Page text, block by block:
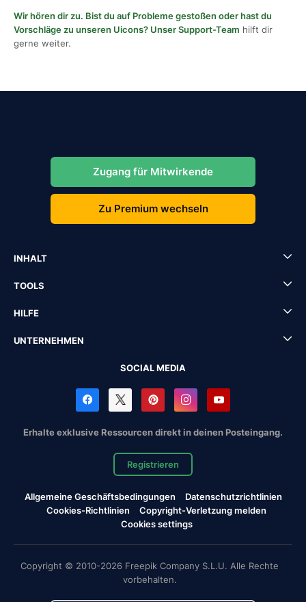
Wir hören dir zu. Bist du auf Probleme gestoßen oder hast du
Vorschläge zu unseren Uicons? Unser Support-Team hilft dir
gerne weiter.
Zugang für Mitwirkende
Zu Premium wechseln
INHALT
TOOLS
HILFE
UNTERNEHMEN
SOCIAL MEDIA
Erhalte exklusive Ressourcen direkt in deinen Posteingang.
Registrieren
Allgemeine Geschäftsbedingungen
Datenschutzrichtlinien
Cookies-Richtlinien
Copyright-Verletzung melden
Cookies settings
Copyright © 2010-2026 Freepik Company S.L.U. Alle Rechte
vorbehalten.